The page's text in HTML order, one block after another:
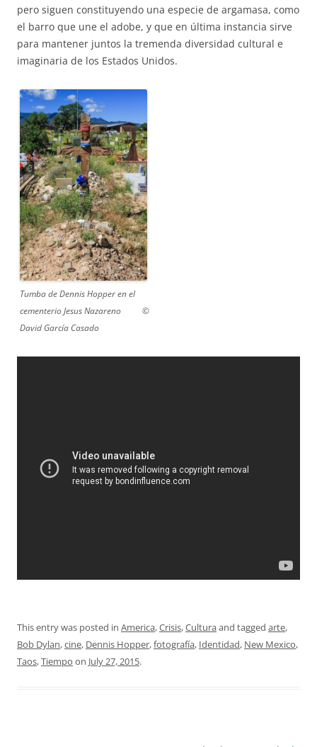
pero siguen constituyendo una especie de argamasa, como
el barro que une el adobe, y que en última instancia sirve
para mantener juntos la tremenda diversidad cultural e
imaginaria de los Estados Unidos.
Tumba de Dennis Hopper en el
cementerio Jesus Nazareno ©
David García Casado
This entry was posted in America,Crisis,Culturaand tagged arte,
Bob Dylan,cine, Dennis Hopper,fotografía, Identidad, New Mexico,
Taos,Tiempo on July 27, 2015.